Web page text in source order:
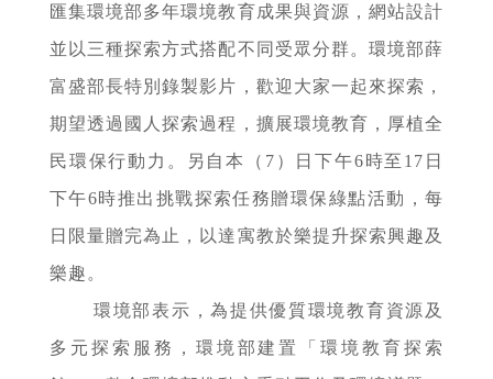
匯集環境部多年環境教育成果與資源，網站設計
並以三種探索方式搭配不同受眾分群。環境部薛
富盛部長特別錄製影片，歡迎大家一起來探索，
期望透過國人探索過程，擴展環境教育，厚植全
民環保行動力。另自本（7）日下午6時至17日
下午6時推出挑戰探索任務贈環保綠點活動，每
日限量贈完為止，以達寓教於樂提升探索興趣及
樂趣。
環境部表示，為提供優質環境教育資源及
多元探索服務，環境部建置「環境教育探索